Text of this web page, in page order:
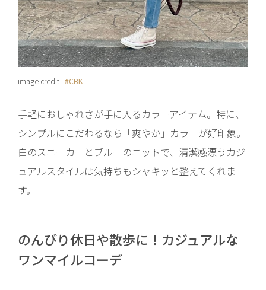
image credit : #CBK
手軽におしゃれさが手に入るカラーアイテム。特に、
シンプルにこだわるなら「爽やか」カラーが好印象。
白のスニーカーとブルーのニットで、清潔感漂うカジ
ュアルスタイルは気持ちもシャキッと整えてくれま
す。
のんびり休日や散歩に！カジュアルな
ワンマイルコーデ